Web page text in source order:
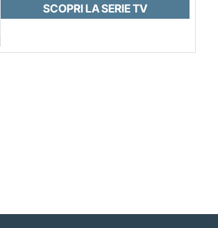
SCOPRI LA SERIE TV